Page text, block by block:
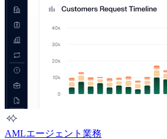
AMLエージェント業務